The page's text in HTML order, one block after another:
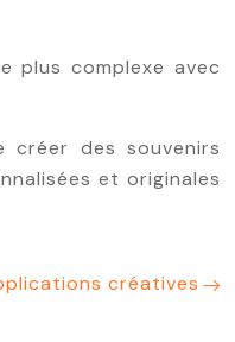
plus complexe avec
des souvenirs
et originales
créatives